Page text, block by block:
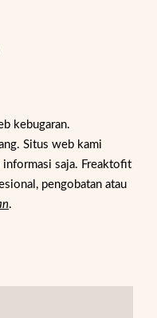
kebugaran.
Situs web kami
saja. Freaktofit
pengobatan atau
.